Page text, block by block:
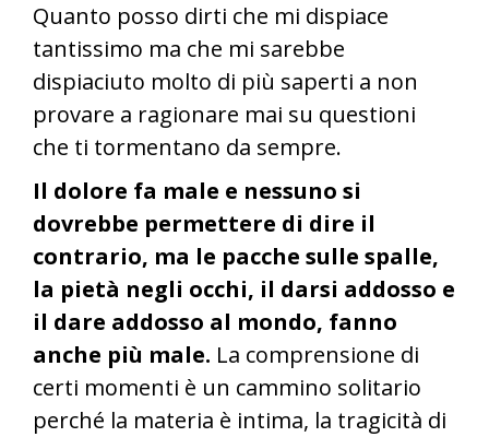
Quanto posso dirti che mi dispiace
tantissimo ma che mi sarebbe
dispiaciuto molto di più saperti a non
provare a ragionare mai su questioni
che ti tormentano da sempre.
Il dolore fa male e nessuno si
dovrebbe permettere di dire il
contrario, ma le pacche sulle spalle,
la pietà negli occhi, il darsi addosso e
il dare addosso al mondo, fanno
anche più male. La comprensione di
certi momenti è un cammino solitario
perché la materia è intima, la tragicità di